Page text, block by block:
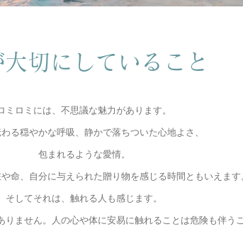
切にしていること
ミロミには、不思議な魅力があります。
る穏やかな呼吸、静かで落ちついた心地よさ、
包まれるような愛情。
命、自分に与えられた贈り物を感じる時間ともいえます
そしてそれは、触れる人も感じます。
ません。人の心や体に安易に触れることは危険も伴う